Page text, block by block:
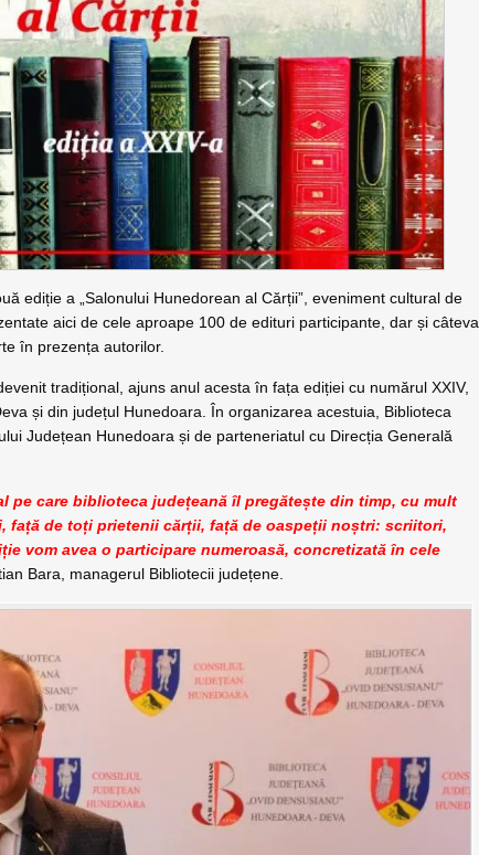
ediție a „Salonului Hunedorean al Cărții”, eveniment cultural de
aici de cele aproape 100 de edituri participante, dar și câteva
în prezența autorilor.
tradițional, ajuns anul acesta în fața ediției cu numărul XXIV,
și din județul Hunedoara. În organizarea acestuia, Biblioteca
Județean Hunedoara și de parteneriatul cu Direcția Generală
pe care biblioteca județeană îl pregătește din timp, cu mult
de toți prietenii cărții, față de oaspeții noștri: scriitori,
vom avea o participare numeroasă, concretizată în cele
Bara, managerul Bibliotecii județene.